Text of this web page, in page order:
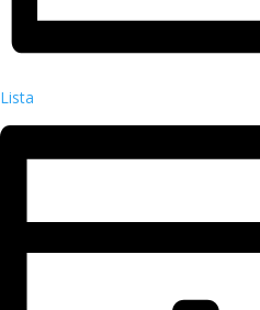
Lista